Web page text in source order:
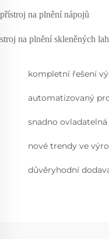
přístroj na plnění nápojů
stroj na plnění skleněných
kompletní řešení
automatizovaný
snadno
nové trendy ve
důvěryhodní